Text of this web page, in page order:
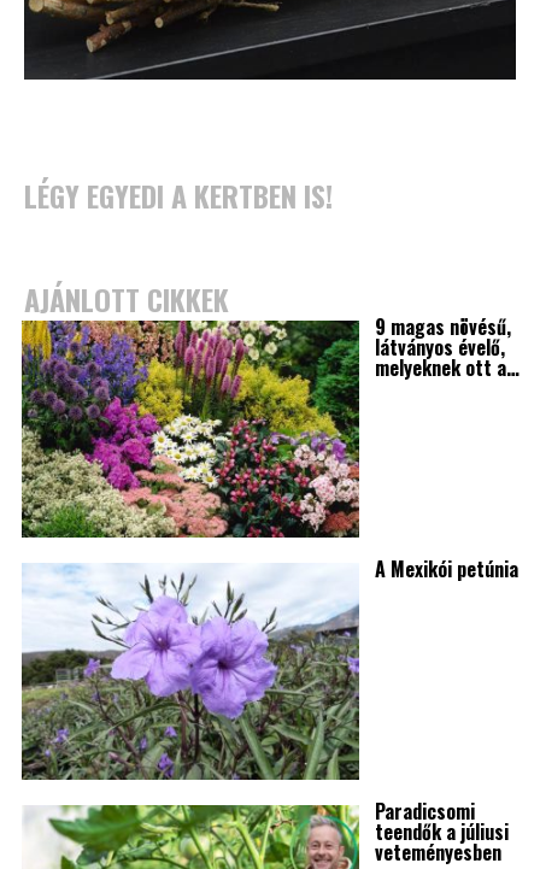
LÉGY EGYEDI A KERTBEN IS!
AJÁNLOTT CIKKEK
9 magas növésű,
látványos évelő,
melyeknek ott a…
A Mexikói petúnia
Paradicsomi
teendők a júliusi
veteményesben